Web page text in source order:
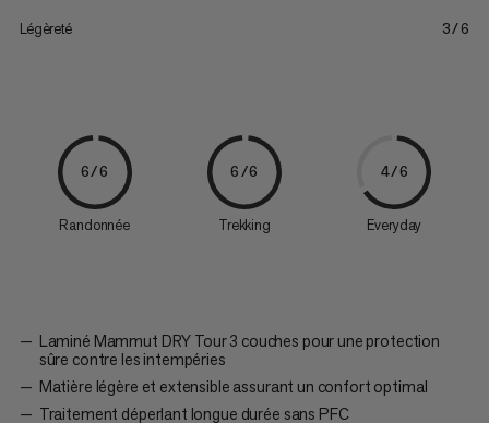
Légèreté 3/6
6/6
Randonnée
6/6
Trekking
4/6
Everyday
Laminé Mammut DRY Tour 3 couches pour une protection
sûre contre les intempéries
Matière légère et extensible assurant un confort optimal
Traitement déperlant longue durée sans PFC